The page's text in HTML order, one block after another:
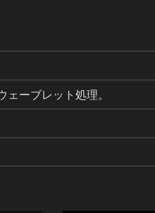
ーブレット処理。